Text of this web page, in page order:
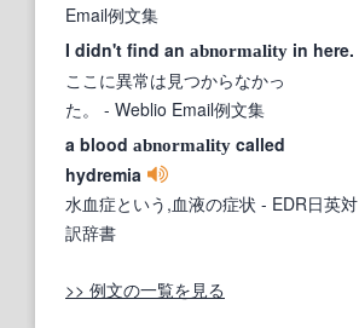
Email例文集
I didn't find an abnormality in here.
ここに異常は見つからなかっ
た。
- Weblio Email例文集
a blood abnormality called
hydremia
水血症という,血液の症状 - EDR日英対
訳辞書
>> 例文の一覧を見る